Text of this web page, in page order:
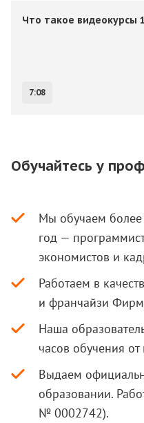
Что такое видеокурсы
7:08
Обучайтесь у
Мы обучаем
год —
экономистов и
Работаем в
и франчайзи
Наша
часов обучения
Выдаем
образовании.
№ 0002742).